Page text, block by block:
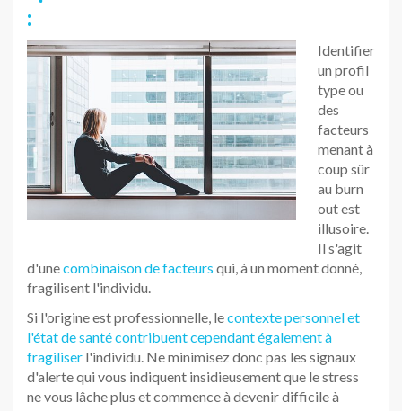
:
Identifier
un profil
type ou
des
facteurs
menant à
coup sûr
au burn
out est
illusoire.
Il s'agit
d'unecombinaison de facteurs qui, à un moment donné,
fragilisent l'individu.
Si l'origine est professionnelle, lecontexte personnel et
l'état de santé contribuent cependant également à
fragiliser l'individu. Ne minimisez donc pas les signaux
d'alerte qui vous indiquent insidieusement que le stress
ne vous lâche plus et commence à devenir difficile à